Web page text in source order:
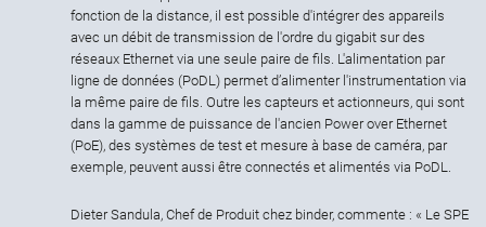
fonction de la distance, il est possible d'intégrer des appareils
avec un débit de transmission de l'ordre du gigabit sur des
réseaux Ethernet via une seule paire de fils. L'alimentation par
ligne de données (PoDL) permet d’alimenter l'instrumentation via
la même paire de fils. Outre les capteurs et actionneurs, qui sont
dans la gamme de puissance de l'ancien Power over Ethernet
(PoE), des systèmes de test et mesure à base de caméra, par
exemple, peuvent aussi être connectés et alimentés via PoDL.
Dieter Sandula, Chef de Produit chez binder, commente : « Le SPE